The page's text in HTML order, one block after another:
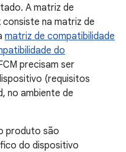
A matriz de
na matriz de
matriz de compatibilidade
do
precisam ser
(requisitos
no ambiente de
produto são
do dispositivo